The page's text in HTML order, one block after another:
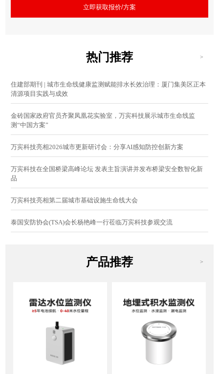
立即获取报价/方案
热门推荐 >
住建部期刊 | 城市生命线健康监测赋能排水长效治理：厦门集美区正本
清源项目实践与成效
金砖国家政府官员齐聚凤凰花实验室，万宾科技展示城市生命线监
测“中国方案”
万宾科技亮相2026城市更新研讨会：分享AI感知防控创新方案
万宾科技在全国桥梁高峰论坛 发表主旨演讲并发布桥梁安全数智化新
品
万宾科技亮相第二届城市基础设施生命线大会
泰国安防协会(TSA)会长杨艳峰一行莅临万宾科技参观交流
产品推荐 >